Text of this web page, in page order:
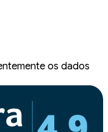
os dados